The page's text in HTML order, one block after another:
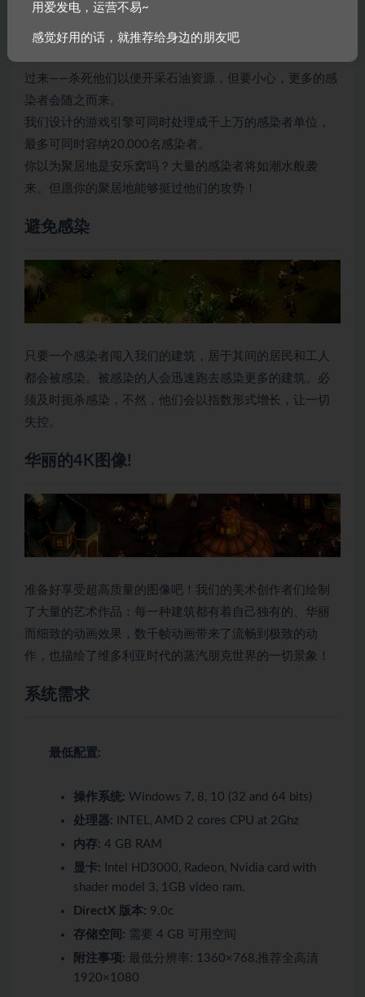
没错！亿万之众！感染者存在于世界的每一个角落…他们游
过来——杀死他们以便开采石油资源，但要小心，更多的感
染者会随之而来。
我们设计的游戏引擎可同时处理成千上万的感染者单位，
最多可同时容纳20,000名感染者。
你以为聚居地是安乐窝吗？大量的感染者将如潮水般袭
来。但愿你的聚居地能够挺过他们的攻势！
避免感染
只要一个感染者闯入我们的建筑，居于其间的居民和工人
都会被感染。被感染的人会迅速跑去感染更多的建筑。必
须及时扼杀感染，不然，他们会以指数形式增长，让一切
失控。
华丽的4K图像!
准备好享受超高质量的图像吧！我们的美术创作者们绘制
了大量的艺术作品：每一种建筑都有着自己独有的、华丽
而细致的动画效果，数千帧动画带来了流畅到极致的动
作，也描绘了维多利亚时代的蒸汽朋克世界的一切景象！
系统需求
最低配置:
操作系统: Windows 7, 8, 10 (32 and 64 bits)
处理器: INTEL, AMD 2 cores CPU at 2Ghz
内存: 4 GB RAM
显卡: Intel HD3000, Radeon, Nvidia card with
shader model 3, 1GB video ram.
DirectX 版本: 9.0c
存储空间: 需要 4 GB 可用空间
附注事项: 最低分辨率: 1360×768,推荐全高清
1920×1080
用爱发电，运营不易~
感觉好用的话，就推荐给身边的朋友吧